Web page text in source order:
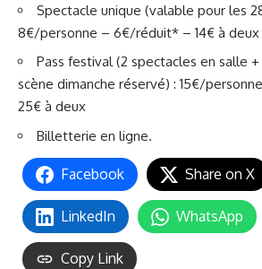
Spectacle unique (valable pour les
8€/personne – 6€/réduit* – 14€ à deux
Pass festival (2 spectacles en salle
scène dimanche réservé) : 15€/
25€ à deux
Billetterie en ligne.
Facebook Share on X
LinkedIn WhatsApp
Copy Link